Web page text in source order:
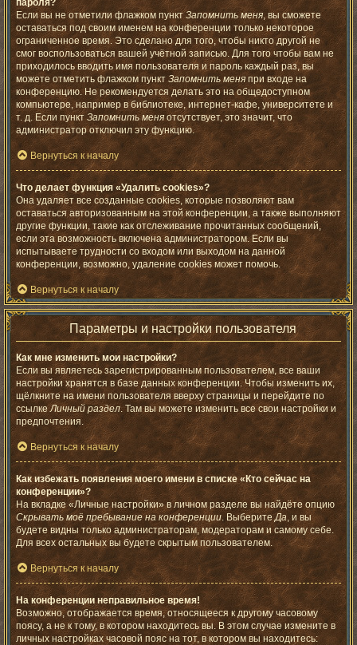
пароля?
Если вы не отметили флажком пунктЗапомнить меня, вы сможете
оставаться под своим именем на конференции только некоторое
ограниченное время. Это сделано для того, чтобы никто другой не
смог воспользоваться вашей учётной записью. Для того чтобы вам не
приходилось вводить имя пользователя и пароль каждый раз, вы
можете отметить флажком пункт Запомнить меня при входе на
конференцию. Не рекомендуется делать это на общедоступном
компьютере, например в библиотеке, интернет-кафе, университете и
т. д. Если пункт Запомнить меняотсутствует, это значит, что
администратор отключил эту функцию.
Вернуться к началу
Что делает функция «Удалить cookies»?
Она удаляет все созданные cookies, которые позволяют вам
оставаться авторизованным на этой конференции, а также выполняют
другие функции, такие как отслеживание прочитанных сообщений,
если эта возможность включена администратором. Если вы
испытываете трудности со входом или выходом на данной
конференции, возможно, удаление cookies может помочь.
Вернуться к началу
Параметры и настройки пользователя
Как мне изменить мои настройки?
Если вы являетесь зарегистрированным пользователем, все ваши
настройки хранятся в базе данных конференции. Чтобы изменить их,
щёлкните на имени пользователя вверху страницы и перейдите по
ссылкеЛичный раздел. Там вы можете изменить все свои настройки и
предпочтения.
Вернуться к началу
Как избежать появления моего имени в списке «Кто сейчас на
конференции»?
На вкладке «Личные настройки» в личном разделе вы найдёте опцию
Скрывать моё пребывание на конференции. ВыберитеДа, и вы
будете видны только администраторам, модераторам и самому себе.
Для всех остальных вы будете скрытым пользователем.
Вернуться к началу
На конференции неправильное время!
Возможно, отображается время, относящееся к другому часовому
поясу, а не к тому, в котором находитесь вы. В этом случае измените в
личных настройках часовой пояс на тот, в котором вы находитесь: